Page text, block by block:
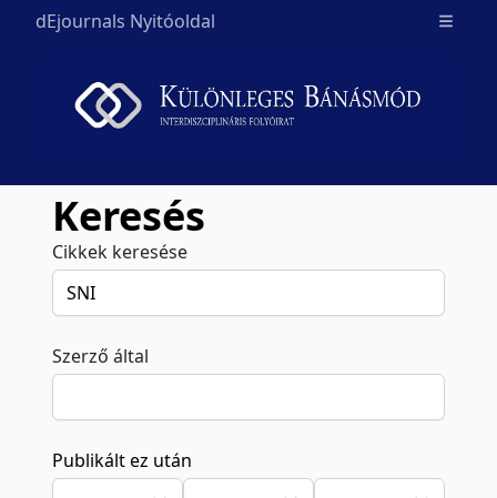
dEjournals Nyitóoldal Open
Keresés
Cikkek keresése
Szerző által
Publikált ez után